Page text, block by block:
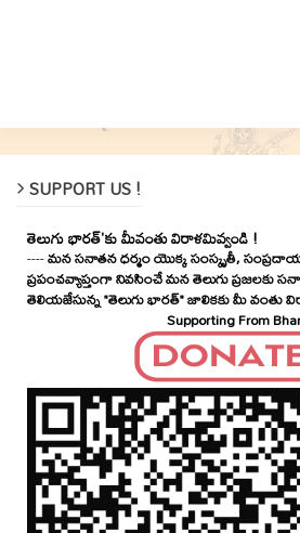
SUPPORT US !
తెలుగు భారత్'కు మీవంతు విరాళమివ్వండి !
----మన సనాతన ధర్మం యొక్క సంస్కృతీ,
ప్రపంచవ్యాప్తంగా నివసించే మన తెలుగు ప్రజలకు
తెలియజేసున్న "తెలుగు భారత్" జాలికకు మీ వంతు
Supporting From